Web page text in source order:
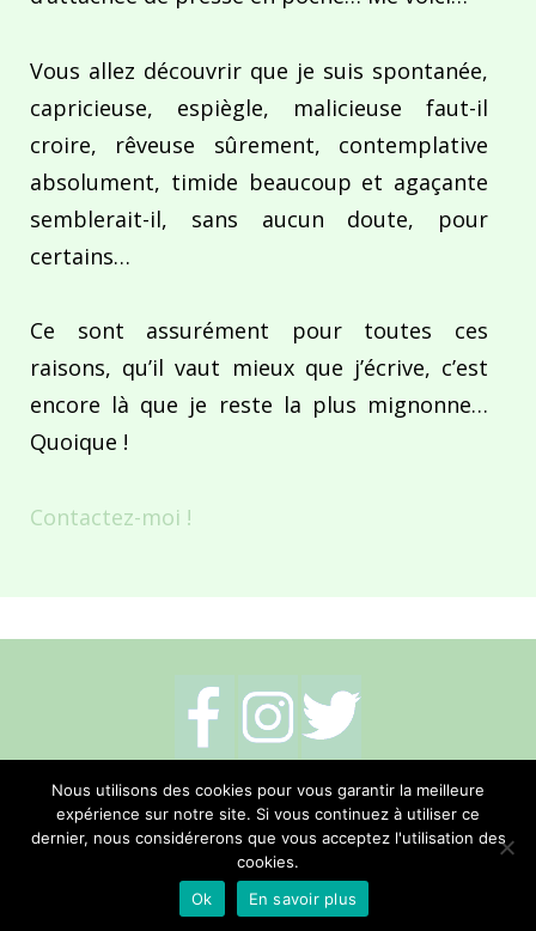
Vous allez découvrir que je suis spontanée,
capricieuse, espiègle, malicieuse faut-il
croire, rêveuse sûrement, contemplative
absolument, timide beaucoup et agaçante
semblerait-il, sans aucun doute, pour
certains…
Ce sont assurément pour toutes ces
raisons, qu’il vaut mieux que j’écrive, c’est
encore là que je reste la plus mignonne…
Quoique !
Contactez-moi !
Mentions légales- Politique de cookies-
Me contacter
Réalisation Hano Communication
Nous utilisons des cookies pour vous garantir la meilleure
expérience sur notre site. Si vous continuez à utiliser ce
dernier, nous considérerons que vous acceptez l'utilisation des
cookies.
Ok
En savoir plus